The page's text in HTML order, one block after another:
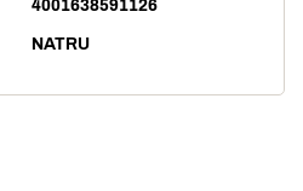
4001638591126
NATRU